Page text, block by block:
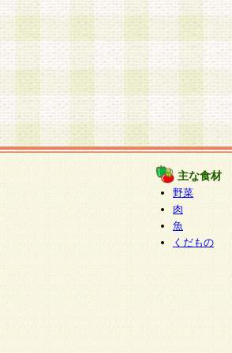
主な食材
野菜
肉
魚
くだもの